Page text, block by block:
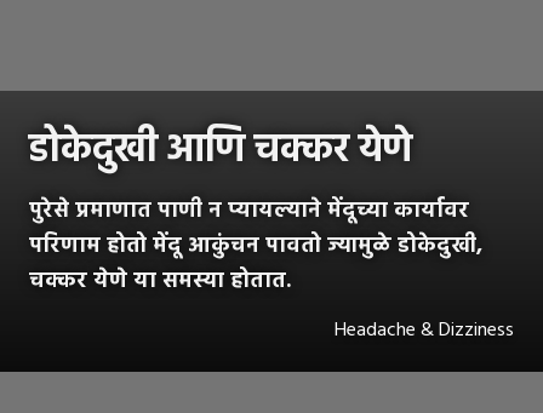
डोकेदुखी आणि चक्कर येणे
पुरेसे प्रमाणात पाणी न प्यायल्याने मेंदूच्या कार्यावर
परिणाम होतो मेंदू आकुंचन पावतो ज्यामुळे डोकेदुखी,
चक्कर येणे या समस्या होतात.
Headache & Dizziness